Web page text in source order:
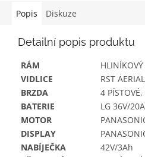
Popis Diskuze
Detailní popis produktu
RÁM
VIDLICE
RST
BRZDA
4
BATERIE
LG 36V/
MOTOR
DISPLAY
NABÍJEČKA
42V/3Ah